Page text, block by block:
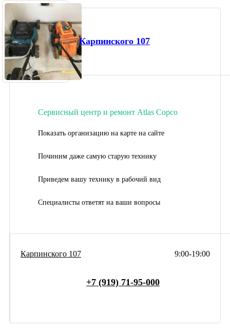
Карпинского 107
Сервисный центр и ремонт Atlas Copco
Показать организацию на карте на сайте
Починим даже самую старую технику
Приведем вашу технику в рабочий вид
Специалисты ответят на ваши вопросы
9:00-19:00
Карпинского 107
+7 (919) 71-95-000